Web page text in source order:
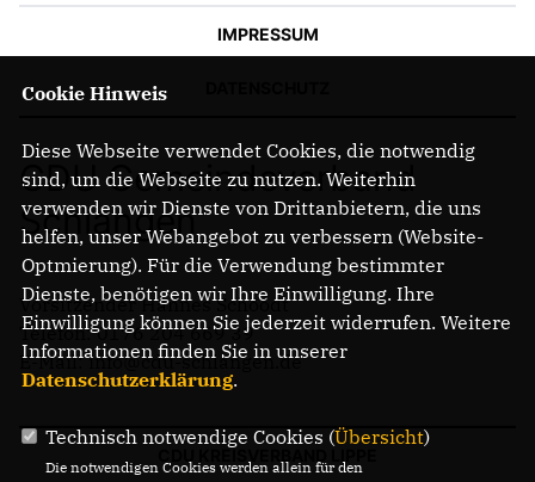
IMPRESSUM
CDU Gemeindeverband
Schlangen
Vorsitzender Hannes Schoodt
Telefon: 0176 204 669 39
E-Mail: info@cdu-schlangen.de
Cookie Hinweis
Diese Webseite verwendet Cookies, die notwendig
sind, um die Webseite zu nutzen. Weiterhin
verwenden wir Dienste von Drittanbietern, die uns
helfen, unser Webangebot zu verbessern (Website-
Optmierung). Für die Verwendung bestimmter
Dienste, benötigen wir Ihre Einwilligung. Ihre
Einwilligung können Sie jederzeit widerrufen. Weitere
Informationen finden Sie in unserer
Datenschutzerklärung.
Technisch notwendige Cookies (Übersicht)
Die notwendigen Cookies werden allein für den